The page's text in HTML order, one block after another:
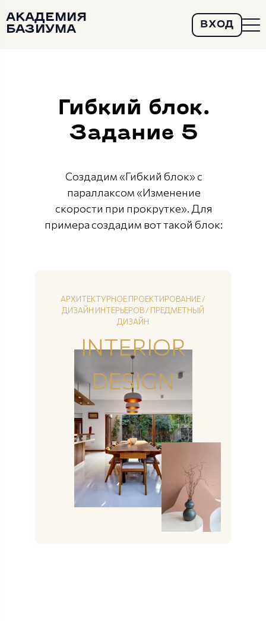
АКАДЕМИЯ
БАЗИУМА
ВХОД
Создадим «Гибкий блок» с
параллаксом «Изменение
скорости при прокрутке». Для
примера создадим вот такой блок:
Гибкий блок.
Задание 5
INTERIOR
DESIGN
АРХИТЕКТУРНОЕ ПРОЕКТИРОВАНИЕ /
ДИЗАЙН ИНТЕРЬЕРОВ / ПРЕДМЕТНЫЙ
ДИЗАЙН